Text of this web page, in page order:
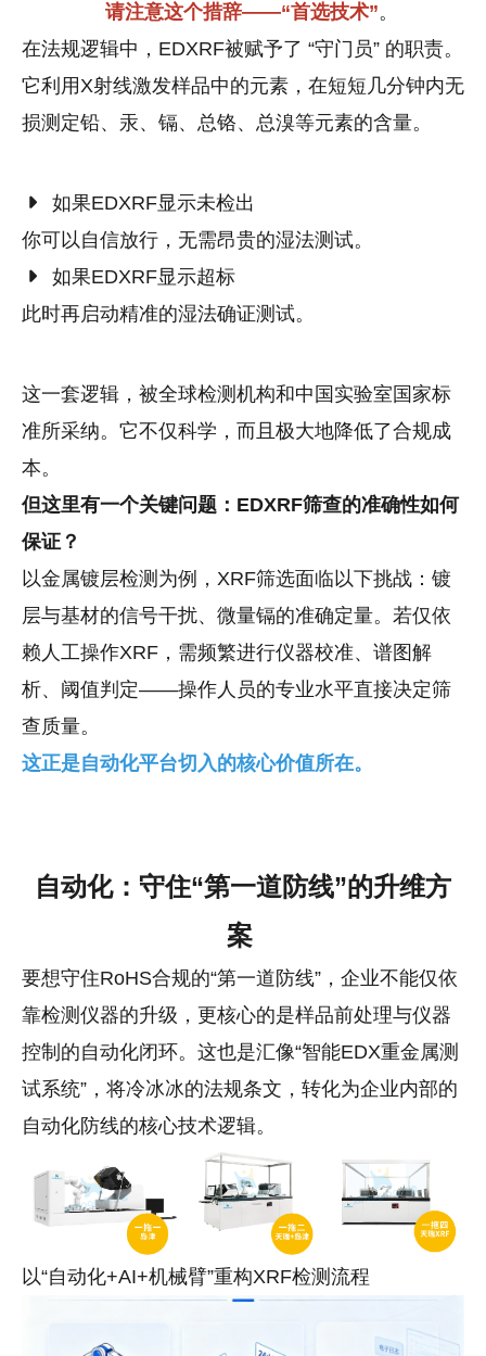
请注意这个措辞——“首选技术”。
在法规逻辑中，EDXRF被赋予了 “守门员” 的职责。
它利用X射线激发样品中的元素，在短短几分钟内无
损测定铅、汞、镉、总铬、总溴等元素的含量。
如果EDXRF显示未检出
你可以自信放行，无需昂贵的湿法测试。
如果EDXRF显示超标
此时再启动精准的湿法确证测试。
这一套逻辑，被全球检测机构和中国实验室国家标
准所采纳。它不仅科学，而且极大地降低了合规成
本。
但这里有一个关键问题： EDXRF筛查的准确性如何
保证 ？
以金属镀层检测为例，XRF筛选面临以下挑战：镀
层与基材的信号干扰、微量镉的准确定量。若仅依
赖人工操作XRF，需频繁进行仪器校准、谱图解
析、阈值判定——操作人员的专业水平直接决定筛
查质量。
这正是自动化平台切入的核心价值所在。
自动化：守住“第一道防线”的升维方
案
要想守住RoHS合规的“第一道防线”，企业不能仅依
靠检测仪器的升级， 更核心的是样品前处理与仪器
控制的自动化闭环。这也是汇像“智能EDX重金属测
试系统”，将冷冰冰的法规条文，转化为企业内部的
自动化防线的核心技术逻辑。
以“自动化+AI+机械臂”重构XRF检测流程